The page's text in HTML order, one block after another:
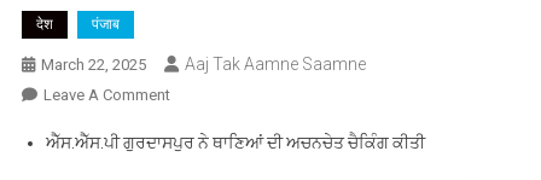
देश पंजाब
March 22, 2025 Aaj Tak Aamne Saamne
Leave A CommentOn
ਗੁਰਦਾਸਪੁਰ
ਐੱਸ.ਐੱਸ.ਪੀ ਗੁਰਦਾਸਪੁਰ ਨੇ ਥਾਣਿਆਂ ਦੀ ਅਚਨਚੇਤ ਚੈਕਿੰਗ ਕੀਤੀ